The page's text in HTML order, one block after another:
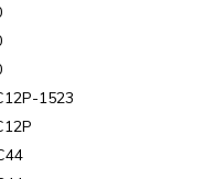
1523